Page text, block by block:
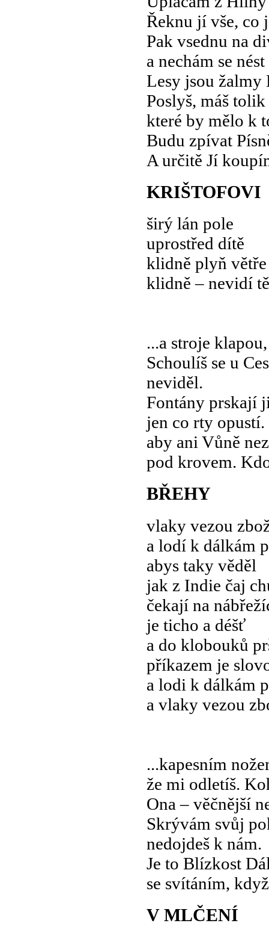
Řeknu jí vše, co
Pak vsednu na
a nechám se
Lesy jsou žalmy
Poslyš, máš
které by mělo k
Budu zpívat
A určitě Jí
KRIŠTOFOVI
širý lán pole
uprostřed dítě
klidně plyň větře
klidně – nevidí tě
...a stroje
Schoulíš se u
neviděl.
Fontány prskají
jen co rty
aby ani Vůně
pod krovem.
BŘEHY
vlaky vezou
a lodí k dálkám
abys taky věděl
jak z Indie čaj
čekají na
je ticho a déšť
a do klobouků
příkazem je
a lodi k dálkám
a vlaky vezou
...kapesním
že mi odletíš.
Ona – věčnější
Skrývám svůj
nedojdeš k nám.
Je to Blízkost
se svítáním,
V MLČENÍ